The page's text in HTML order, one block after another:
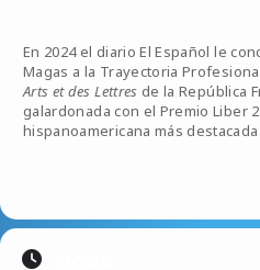
En 2024 el diario El Español le
Magas a la Trayectoria
Arts et des Lettres de la República
galardonada con el Premio Liber
hispanoamericana más destacada.